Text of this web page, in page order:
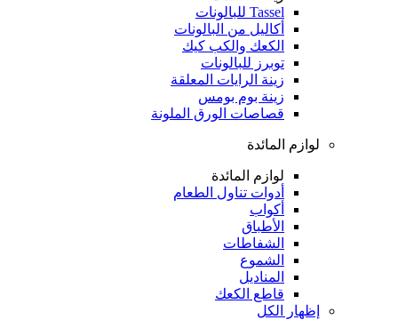
Tassel للبالونات
أكاليل من البالونات
الكعك والكب كيك
توبرز للبالونات
زينة الرايات المعلقة
زينة بوم بومس
قصاصات الورق الملونة
لوازم المائدة
لوازم المائدة
أدوات تناول الطعام
أكواب
الأطباق
الشفاطات
الشموع
المناديل
قاطع الكعك
إظهار الكل